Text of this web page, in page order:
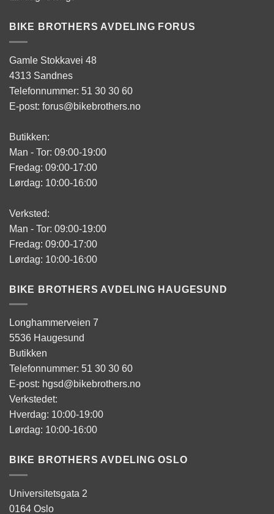
BIKE BROTHERS AVDELING FORUS
Gamle Stokkavei 48
4313 Sandnes
Telefonnummer: 51 30 30 60
E-post: forus@bikebrothers.no
Butikken:
Man - Tor: 09:00-19:00
Fredag: 09:00-17:00
Lørdag: 10:00-16:00
Verksted:
Man - Tor: 09:00-19:00
Fredag: 09:00-17:00
Lørdag: 10:00-16:00
BIKE BROTHERS AVDELING HAUGESUND
Longhammerveien 7
5536 Haugesund
Butikken
Telefonnummer: 51 30 30 60
E-post: hgsd@bikebrothers.no
Verkstedet:
Hverdag: 10:00-19:00
Lørdag: 10:00-16:00
BIKE BROTHERS AVDELING OSLO
Universitetsgata 2
0164 Oslo